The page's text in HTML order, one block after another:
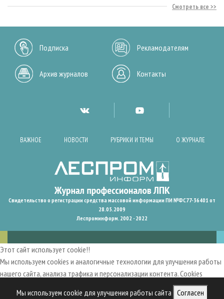
Мы используем cookie для улучшения работы сайта Согласен
Смотреть все
Подписка Рекламодателям
Архив журналов Контакты
ВАЖНОЕ НОВОСТИ РУБРИКИ И ТЕМЫ О ЖУРНАЛЕ
Свидетельство о регистрации средства массовой информации ПИ №ФС77-36401 от
28.05.2009
Леспроминформ. 2002 - 2022
Этот сайт использует cookie!!
Мы используем cookies и аналогичные технологии для улучшения работы
нашего сайта, анализа трафика и персонализации контента. Cookies